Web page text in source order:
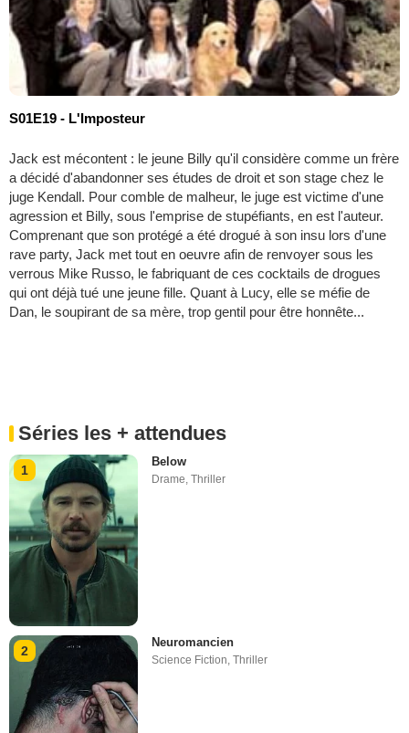
S01E19 - L'Imposteur
Jack est mécontent : le jeune Billy qu'il considère comme un frère
a décidé d'abandonner ses études de droit et son stage chez le
juge Kendall. Pour comble de malheur, le juge est victime d'une
agression et Billy, sous l'emprise de stupéfiants, en est l'auteur.
Comprenant que son protégé a été drogué à son insu lors d'une
rave party, Jack met tout en oeuvre afin de renvoyer sous les
verrous Mike Russo, le fabriquant de ces cocktails de drogues
qui ont déjà tué une jeune fille. Quant à Lucy, elle se méfie de
Dan, le soupirant de sa mère, trop gentil pour être honnête...
Séries les + attendues
1
Below
Drame ,Thriller
2
Neuromancien
Science Fiction,Thriller